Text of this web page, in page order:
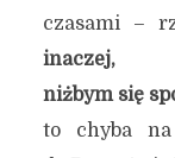
czasami –
inaczej,
niżbym się
to chyba na